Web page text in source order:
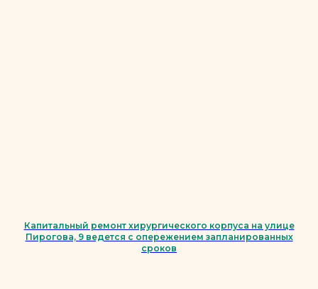
Капитальный ремонт хирургического корпуса на улице
Пирогова, 9 ведется с опережением запланированных
сроков